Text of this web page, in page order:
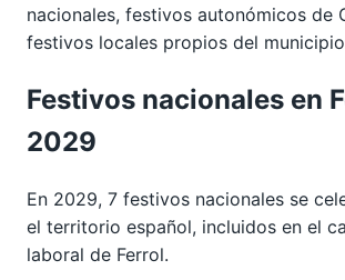
nacionales, festivos autonómicos de
festivos locales propios del
Festivos nacionales en
2029
En 2029, 7 festivos nacionales se
el territorio español, incluidos en el
laboral de Ferrol.